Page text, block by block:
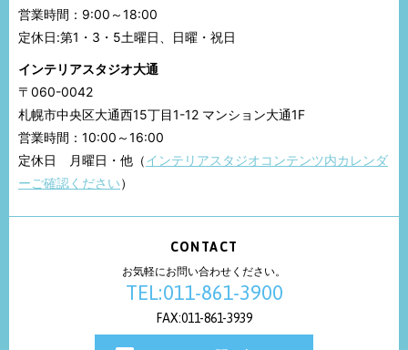
営業時間：9:00～18:00
定休日:第1・3・5土曜日、日曜・祝日
インテリアスタジオ大通
〒060-0042
札幌市中央区大通西15丁目1-12 マンション大通1F
営業時間：10:00～16:00
定休日 月曜日・他（インテリアスタジオコンテンツ内カレンダ
ーご確認ください）
CONTACT
お気軽にお問い合わせください。
TEL:011-861-3900
FAX:011-861-3939